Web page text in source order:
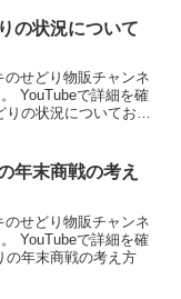
の状況について
のせどり物販チャンネ
YouTubeで詳細を確
りの状況についてお話
年末商戦の考え
のせどり物販チャンネ
YouTubeで詳細を確
の年末商戦の考え方